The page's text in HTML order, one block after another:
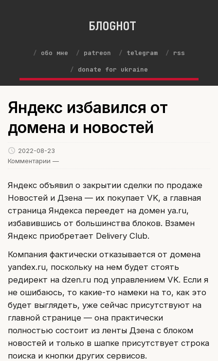
БЛОGНОТ
обо мне patreon telegram
rss
donate for ukraine
Яндекс избавился от
домена и новостей
2022-08-23
Комментарии —
Яндекс объявил о закрытии сделки по продаже
Новостей и Дзена — их покупает VK, а главная
страница Яндекса переедет на домен ya.ru,
избавившись от большинства блоков. Взамен
Яндекс приобретает Delivery Club.
Компания фактически отказывается от домена
yandex.ru, поскольку на нем будет стоять
редирект на dzen.ru под управлением VK. Если я
не ошибаюсь, то какие-то намеки на то, как это
будет выглядеть, уже сейчас присутствуют на
главной странице — она практически
полностью состоит из ленты Дзена с блоком
новостей и только в шапке присутствует строка
поиска и кнопки других сервисов.